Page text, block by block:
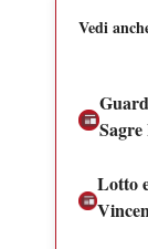
Vedi
Lotto